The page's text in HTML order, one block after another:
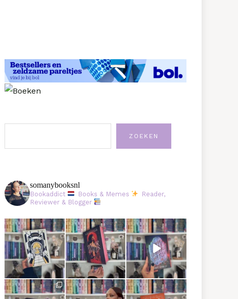
ZOEKEN
somanybooksnl
Bookaddict Books & Memes
Reader,
Reviewer & Blogger